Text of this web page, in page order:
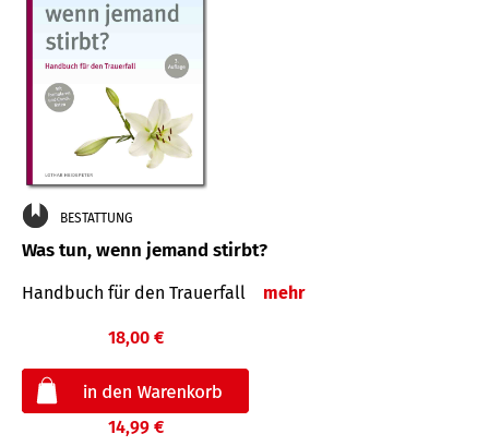
BESTATTUNG
Was tun, wenn jemand stirbt?
Handbuch für den Trauerfall mehr
18,00 €
14,99 €